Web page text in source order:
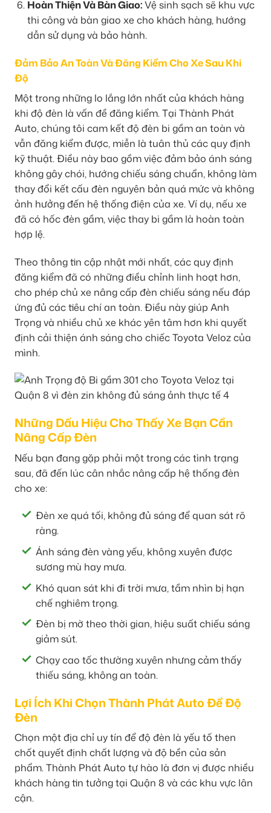
Hoàn Thiện Và Bàn Giao:Vệ sinh sạch sẽ khu vực
thi công và bàn giao xe cho khách hàng, hướng
dẫn sử dụng và bảo hành.
Đảm Bảo An Toàn Và Đăng Kiểm Cho Xe Sau Khi
Độ
Một trong những lo lắng lớn nhất của khách hàng
khi độ đèn là vấn đề đăng kiểm. Tại Thành Phát
Auto, chúng tôi cam kết độ đèn bi gầm an toàn và
vẫn đăng kiểm được, miễn là tuân thủ các quy định
kỹ thuật. Điều này bao gồm việc đảm bảo ánh sáng
không gây chói, hướng chiếu sáng chuẩn, không làm
thay đổi kết cấu đèn nguyên bản quá mức và không
ảnh hưởng đến hệ thống điện của xe. Ví dụ, nếu xe
đã có hốc đèn gầm, việc thay bi gầm là hoàn toàn
hợp lệ.
Theo thông tin cập nhật mới nhất, các quy định
đăng kiểm đã có những điều chỉnh linh hoạt hơn,
cho phép chủ xe nâng cấp đèn chiếu sáng nếu đáp
ứng đủ các tiêu chí an toàn. Điều này giúp Anh
Trọng và nhiều chủ xe khác yên tâm hơn khi quyết
định cải thiện ánh sáng cho chiếc Toyota Veloz của
mình.
Những Dấu Hiệu Cho Thấy Xe Bạn Cần
Nâng Cấp Đèn
Nếu bạn đang gặp phải một trong các tình trạng
sau, đã đến lúc cân nhắc nâng cấp hệ thống đèn
cho xe:
Đèn xe quá tối, không đủ sáng để quan sát rõ
ràng.
Ánh sáng đèn vàng yếu, không xuyên được
sương mù hay mưa.
Khó quan sát khi đi trời mưa, tầm nhìn bị hạn
chế nghiêm trọng.
Đèn bị mờ theo thời gian, hiệu suất chiếu sáng
giảm sút.
Chạy cao tốc thường xuyên nhưng cảm thấy
thiếu sáng, không an toàn.
Lợi Ích Khi Chọn Thành Phát Auto Để Độ
Đèn
Chọn một địa chỉ uy tín để độ đèn là yếu tố then
chốt quyết định chất lượng và độ bền của sản
phẩm. Thành Phát Auto tự hào là đơn vị được nhiều
khách hàng tin tưởng tại Quận 8 và các khu vực lân
cận.